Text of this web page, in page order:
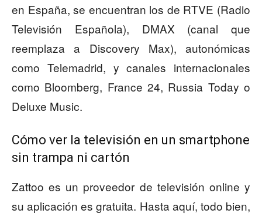
en España, se encuentran los de RTVE (Radio
Televisión Española), DMAX (canal que
reemplaza a Discovery Max), autonómicas
como Telemadrid, y canales internacionales
como Bloomberg, France 24, Russia Today o
Deluxe Music.
Cómo ver la televisión en un smartphone
sin trampa ni cartón
Zattoo es un proveedor de televisión online y
su aplicación es gratuita. Hasta aquí, todo bien,